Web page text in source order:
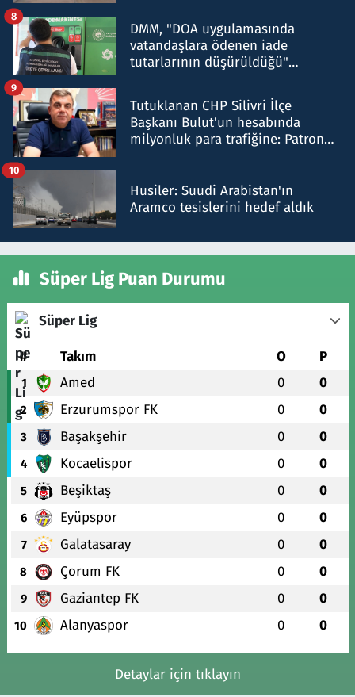
DMM, "DOA uygulamasında
vatandaşlara ödenen iade
tutarlarının düşürüldüğü"
8
Tutuklanan CHP Silivri İlçe
Başkanı Bulut'un hesabında
milyonluk para trafiğine: Patron
9
Husiler: Suudi Arabistan'ın
Aramco tesislerini hedef aldık
10
Süper Lig Puan Durumu
Süper Lig
# Takım O P
1 Amed 0 0
2 Erzurumspor FK 0 0
3 Başakşehir 0 0
4 Kocaelispor 0 0
5 Beşiktaş 0 0
6 Eyüpspor 0 0
7 Galatasaray 0 0
8 Çorum FK 0 0
9 Gaziantep FK 0 0
10 Alanyaspor 0 0
Detaylar için tıklayın